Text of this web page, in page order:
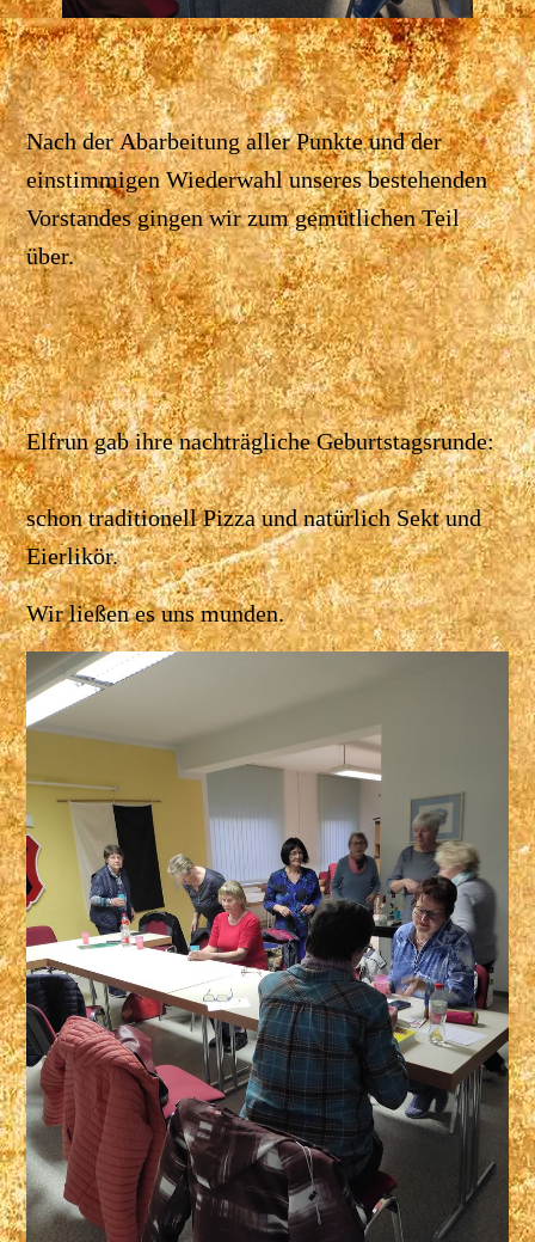
Nach der Abarbeitung aller Punkte und der
einstimmigen Wiederwahl unseres bestehenden
Vorstandes gingen wir zum gemütlichen Teil
über.
Elfrun gab ihre nachträgliche Geburtstagsrunde:
schon traditionell Pizza und natürlich Sekt und
Eierlikör.
Wir ließen es uns munden.